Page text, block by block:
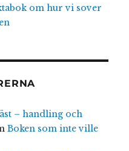
om hur vi sover
– handling och
Boken som inte ville